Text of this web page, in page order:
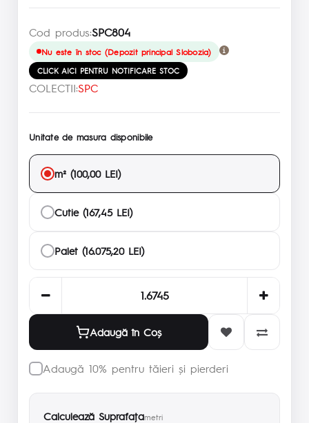
Cod produs:SPC804
Nu este în stoc (Depozit principal Slobozia)
CLICK AICI PENTRU NOTIFICARE STOC
COLECTII:SPC
Unitate de masura disponibile
m² (100,00 LEI)
Cutie (167,45 LEI)
Palet (16.075,20 LEI)
Adaugă în Coş
Adaugă 10% pentru tăieri și pierderi
Calculează Suprafaţametri